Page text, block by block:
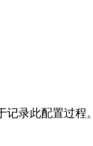
记录此配置过程。